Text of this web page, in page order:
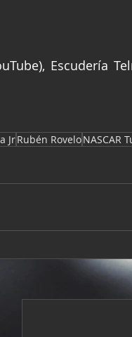
Escudería
JrRubén RoveloNASCAR